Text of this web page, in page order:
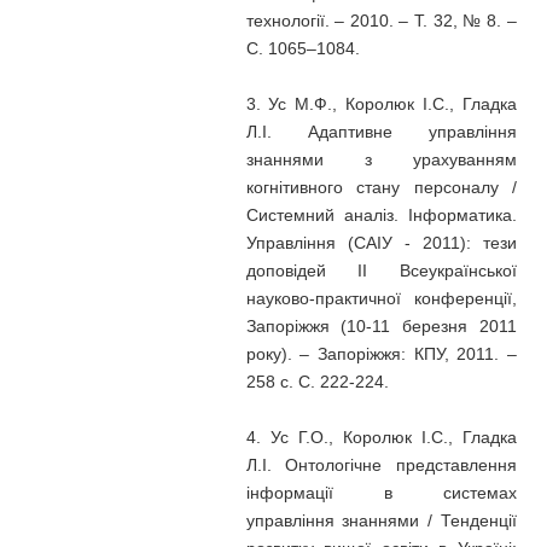
технології. – 2010. – Т. 32, № 8. –
С. 1065–1084.
3. Ус М.Ф., Королюк І.С., Гладка
Л.І. Адаптивне управління
знаннями з урахуванням
когнітивного стану персоналу /
Системний аналіз. Інформатика.
Управління (САІУ - 2011): тези
доповідей ІІ Всеукраїнської
науково-практичної конференції,
Запоріжжя (10-11 березня 2011
року). – Запоріжжя: КПУ, 2011. –
258 с. С. 222-224.
4. Ус Г.О., Королюк І.С., Гладка
Л.І. Онтологічне представлення
інформації в системах
управління знаннями / Тенденції